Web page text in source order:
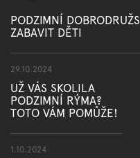
PODZIMNÍ
ZABAVIT DĚTI
29.10.2024
UŽ VÁS SKOLILA
PODZIMNÍ RÝMA?
TOTO VÁM POMŮŽE!
1.10.2024